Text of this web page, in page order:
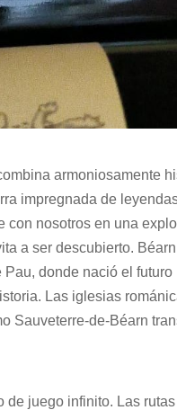
armoniosamente
impregnada de
nosotros en una
a ser descubierto.
donde nació el futuro
Las iglesias
Sauveterre-de-Béarn
de juego infinito. Las